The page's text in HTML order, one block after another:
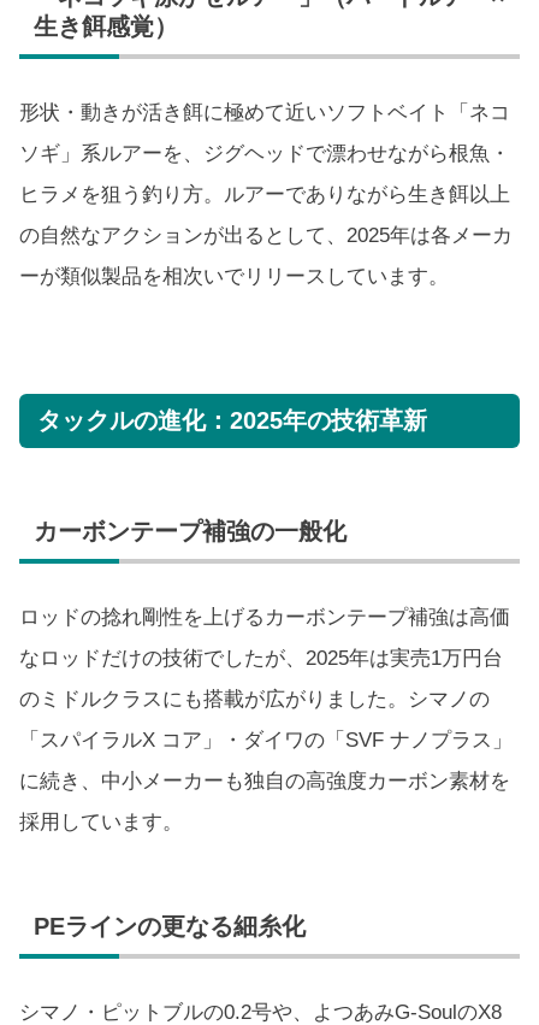
生き餌感覚）
形状・動きが活き餌に極めて近いソフトベイト「ネコ
ソギ」系ルアーを、ジグヘッドで漂わせながら根魚・
ヒラメを狙う釣り方。ルアーでありながら生き餌以上
の自然なアクションが出るとして、2025年は各メーカ
ーが類似製品を相次いでリリースしています。
タックルの進化：2025年の技術革新
カーボンテープ補強の一般化
ロッドの捻れ剛性を上げるカーボンテープ補強は高価
なロッドだけの技術でしたが、2025年は実売1万円台
のミドルクラスにも搭載が広がりました。シマノの
「スパイラルX コア」・ダイワの「SVF ナノプラス」
に続き、中小メーカーも独自の高強度カーボン素材を
採用しています。
PEラインの更なる細糸化
シマノ・ピットブルの0.2号や、よつあみG-SoulのX8